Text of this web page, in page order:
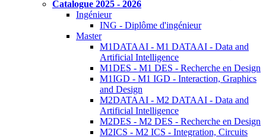
Catalogue 2025 - 2026
Ingénieur
ING - Diplôme d'ingénieur
Master
M1DATAAI - M1 DATAAI - Data and
Artificial Intelligence
M1DES - M1 DES - Recherche en Design
M1IGD - M1 IGD - Interaction, Graphics
and Design
M2DATAAI - M2 DATAAI - Data and
Artificial Intelligence
M2DES - M2 DES - Recherche en Design
M2ICS - M2 ICS - Integration, Circuits